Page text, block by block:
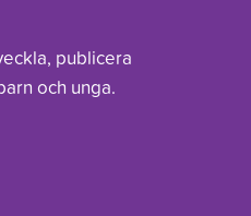
publicera
och unga.